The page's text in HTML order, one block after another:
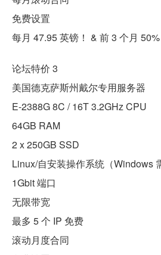
免费设置
每月 47.95 英镑！ & 前 3 个月
论坛特价 3
美国德克萨斯州戴尔专用服务器
E-2388G 8C / 16T 3.2GHz CPU
64GB RAM
2 x 250GB SSD
Linux/自安装操作系统（Windows
1Gbit 端口
无限带宽
最多 5 个 IP 免费
滚动月度合同